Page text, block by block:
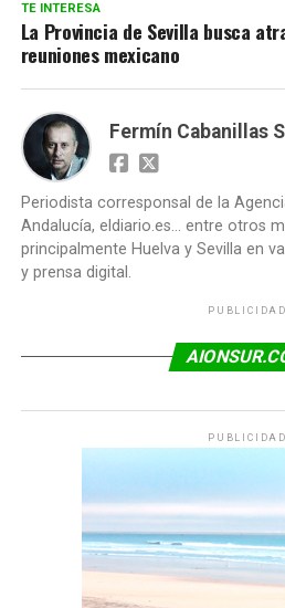
TE INTERESA
La Provincia de Sevilla busca
reuniones mexicano
Fermín Cabanillas
Periodista corresponsal de la
Andalucía, eldiario.es... entre otros
principalmente Huelva y Sevilla en
y prensa digital.
PUBLICIDAD
PUBLICIDAD